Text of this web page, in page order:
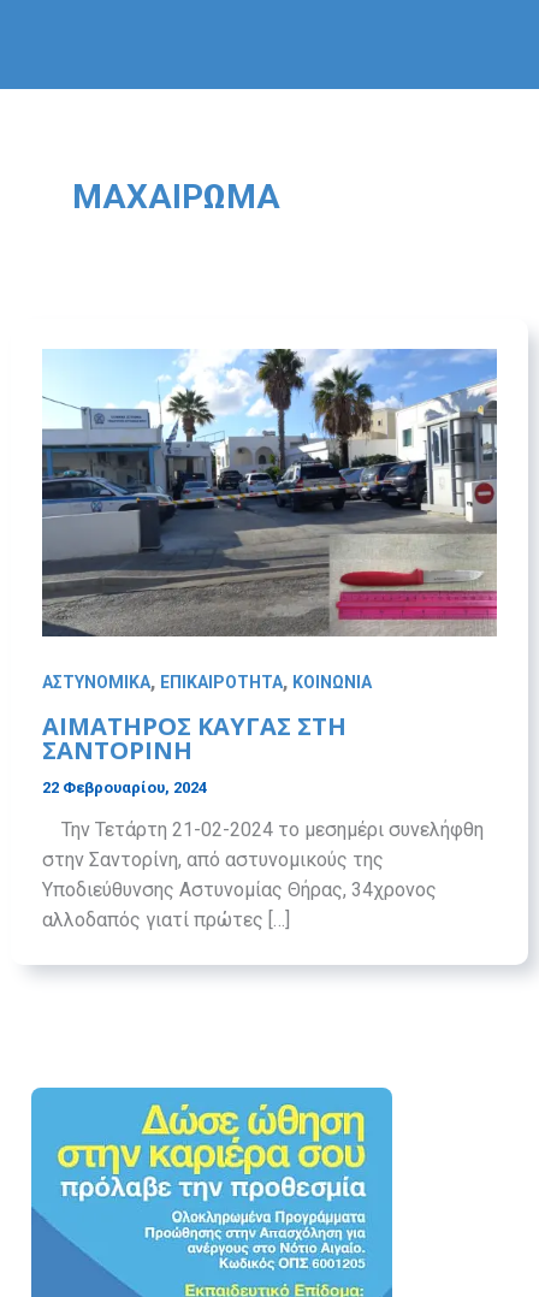
ΜΑΧΑΊΡΩΜΑ
ΑΣΤΥΝΟΜΙΚΑ, ΕΠΙΚΑΙΡΟΤΗΤΑ, ΚΟΙΝΩΝΙΑ
ΑΙΜΑΤΗΡΌΣ ΚΑΥΓΆΣ ΣΤΗ
ΣΑΝΤΟΡΊΝΗ
22 Φεβρουαρίου, 2024
Την Τετάρτη 21-02-2024 το μεσημέρι συνελήφθη
στην Σαντορίνη, από αστυνομικούς της
Υποδιεύθυνσης Αστυνομίας Θήρας, 34χρονος
αλλοδαπός γιατί πρώτες […]